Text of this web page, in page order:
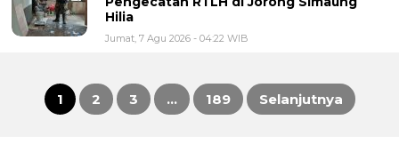
Hilia
Jumat, 7 Agu 2026 - 04:22 WIB
Paginasi
1 2 3 … 189 Selanjutnya